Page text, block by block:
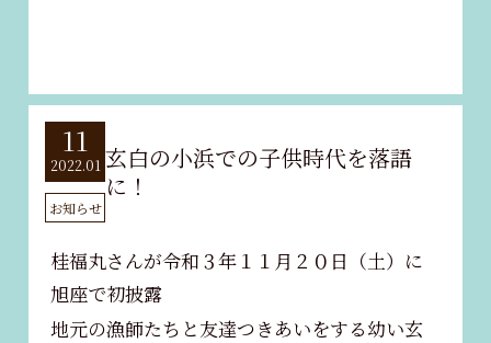
11
2022.01
お知らせ
玄白の小浜での子供時代を落語
に！
桂福丸さんが令和３年１１月２０日（土）に
旭座で初披露
地元の漁師たちと友達つきあいをする幼い玄